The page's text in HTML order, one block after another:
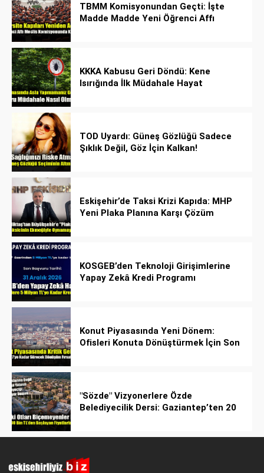
TBMM Komisyonundan Geçti: İşte
Madde Madde Yeni Öğrenci Affı
KKKA Kabusu Geri Döndü: Kene
Isırığında İlk Müdahale Hayat
TOD Uyardı: Güneş Gözlüğü Sadece
Şıklık Değil, Göz İçin Kalkan!
Eskişehir’de Taksi Krizi Kapıda: MHP
Yeni Plaka Planına Karşı Çözüm
KOSGEB’den Teknoloji Girişimlerine
Yapay Zekâ Kredi Programı
Konut Piyasasında Yeni Dönem:
Ofisleri Konuta Dönüştürmek İçin Son
"Sözde" Vizyonerlere Özde
Belediyecilik Dersi: Gaziantep’ten 20